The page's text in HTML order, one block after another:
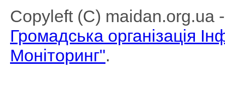
Copyleft (C) maidan.org.ua
Громадська організація
Моніторинг".